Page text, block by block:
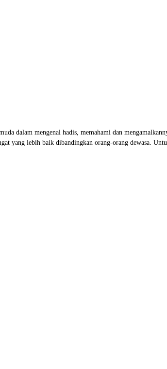
dalam mengenal hadis, memahami dan
yang lebih baik dibandingkan orang-orang dewasa.